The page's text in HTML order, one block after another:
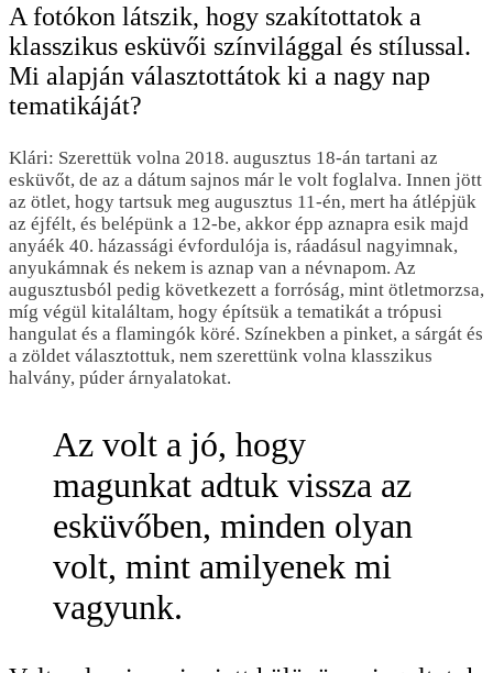
A fotókon látszik, hogy szakítottatok a
klasszikus esküvői színvilággal és stílussal.
Mi alapján választottátok ki a nagy nap
tematikáját?
Klári: Szerettük volna 2018. augusztus 18-án tartani az
esküvőt, de az a dátum sajnos már le volt foglalva. Innen jött
az ötlet, hogy tartsuk meg augusztus 11-én, mert ha átlépjük
az éjfélt, és belépünk a 12-be, akkor épp aznapra esik majd
anyáék 40. házassági évfordulója is, ráadásul nagyimnak,
anyukámnak és nekem is aznap van a névnapom. Az
augusztusból pedig következett a forróság, mint ötletmorzsa,
míg végül kitaláltam, hogy építsük a tematikát a trópusi
hangulat és a flamingók köré. Színekben a pinket, a sárgát és
a zöldet választottuk, nem szerettünk volna klasszikus
halvány, púder árnyalatokat.
Az volt a jó, hogy
magunkat adtuk vissza az
esküvőben, minden olyan
volt, mint amilyenek mi
vagyunk.